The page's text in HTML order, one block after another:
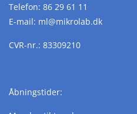
Telefon: 86 29 61 11
E-mail: ml@mikrolab.dk
CVR-nr.: 83309210
Åbningstider: